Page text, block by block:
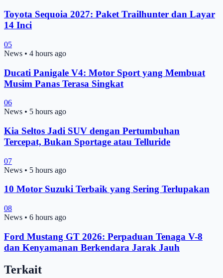
Toyota Sequoia 2027: Paket Trailhunter dan Layar
14 Inci
05
News • 4 hours ago
Ducati Panigale V4: Motor Sport yang Membuat
Musim Panas Terasa Singkat
06
News • 5 hours ago
Kia Seltos Jadi SUV dengan Pertumbuhan
Tercepat, Bukan Sportage atau Telluride
07
News • 5 hours ago
10 Motor Suzuki Terbaik yang Sering Terlupakan
08
News • 6 hours ago
Ford Mustang GT 2026: Perpaduan Tenaga V-8
dan Kenyamanan Berkendara Jarak Jauh
Terkait